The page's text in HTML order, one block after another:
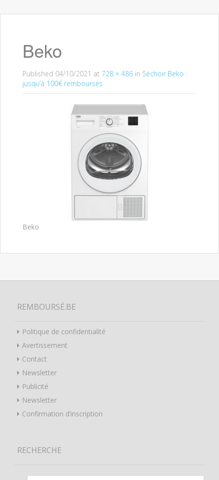
Beko
Published 04/10/2021 at 728 × 486 in Séchoir Beko :
jusqu’à 100€ remboursés
Beko
REMBOURSÉ.BE
Politique de confidentialité
Avertissement
Contact
Newsletter
Publicité
Newsletter
Confirmation d’inscription
RECHERCHE